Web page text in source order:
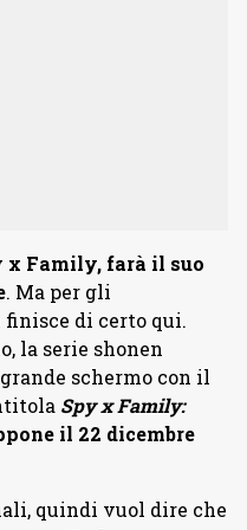
x Family, farà il suo
. Ma per gli
finisce di certo qui.
la serie shonen
schermo con il
Spy x Family:
il 22 dicembre
quindi vuol dire che